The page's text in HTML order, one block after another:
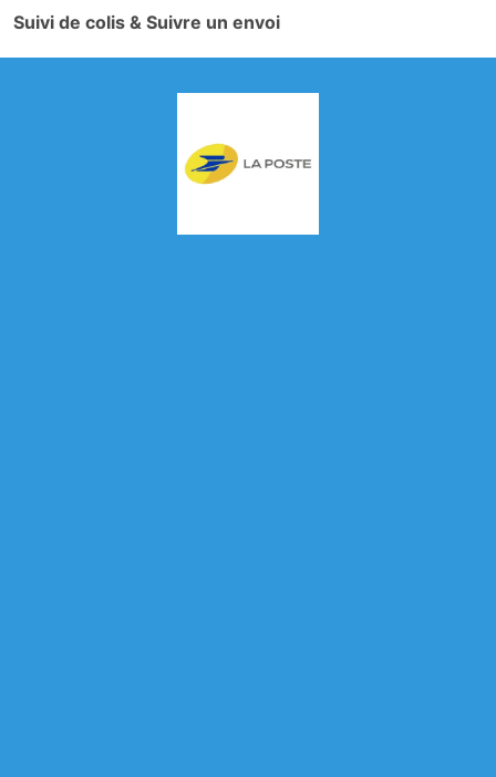
Suivi de colis & Suivre un envoi